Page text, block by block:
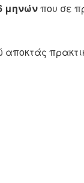
μηνώνπου σε